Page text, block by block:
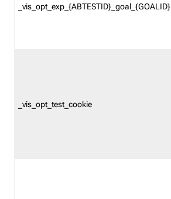
_vis_opt_exp_{ABTESTID}_goal_{GOALID}
_vis_opt_test_cookie